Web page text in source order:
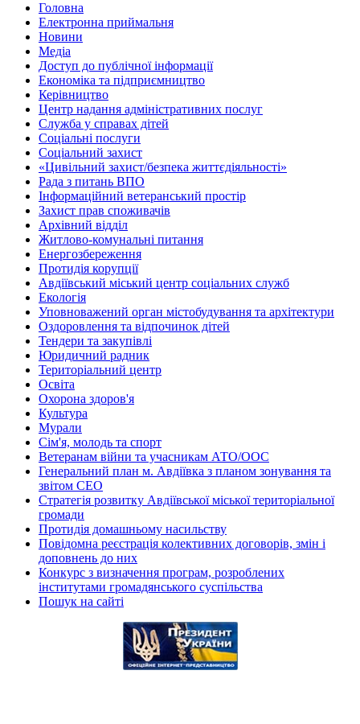
Головна
Електронна приймальня
Новини
Медіа
Доступ до публічної інформації
Економіка та підприємництво
Керівництво
Центр надання адміністративних послуг
Служба у справах дітей
Соціальні послуги
Соціальний захист
«Цивільний захист/безпека життєдіяльності»
Рада з питань ВПО
Інформаційний ветеранський простір
Захист прав споживачів
Архівний відділ
Житлово-комунальні питання
Енергозбереження
Протидія корупції
Авдіївський міський центр соціальних служб
Екологія
Уповноважений орган містобудування та архітектури
Оздоровлення та відпочинок дітей
Тендери та закупівлі
Юридичний радник
Територіальний центр
Освіта
Охорона здоров'я
Культура
Мурали
Сім'я, молодь та спорт
Ветеранам війни та учасникам АТО/ООС
Генеральний план м. Авдіївка з планом зонування та
звітом СЕО
Стратегія розвитку Авдіївської міської територіальної
громади
Протидія домашньому насильству
Повідомна реєстрація колективних договорів, змін і
доповнень до них
Конкурс з визначення програм, розроблених
інститутами громадянського суспільства
Пошук на сайті